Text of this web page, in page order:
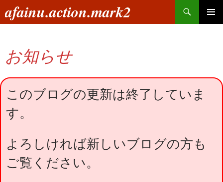
ン
へ
ス
キ
プ
afainu.action.mark2
索
お知らせ
このブログの更新は終了していま
す。
よろしければ新しいブログの方も
ご覧ください。